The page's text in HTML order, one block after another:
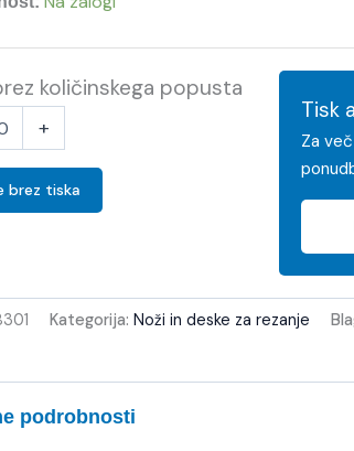
količinskega popusta
+
brez tiska
Tisk
Za
Kategorija:Noži in deske za rezanje
podrobnosti